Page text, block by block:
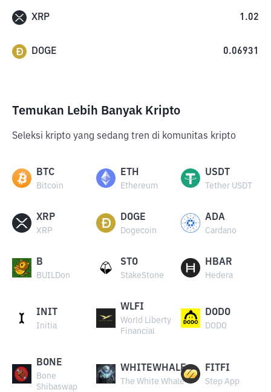
XRP 1.02
DOGE 0.06931
Temukan Lebih Banyak Kripto
Seleksi kripto yang sedang tren di komunitas kripto
BTC
Bitcoin
ETH
Ethereum
USDT
Tether USDT
XRP
XRP
DOGE
Dogecoin
ADA
Cardano
B
BUILDon
STO
StakeStone
HBAR
Hedera
INIT
Initia
WLFI
World Liberty
Financial
DODO
DODO
BONE
Bone
Shibaswap
WHITEWHALE
The White Whale
FITFI
Step App